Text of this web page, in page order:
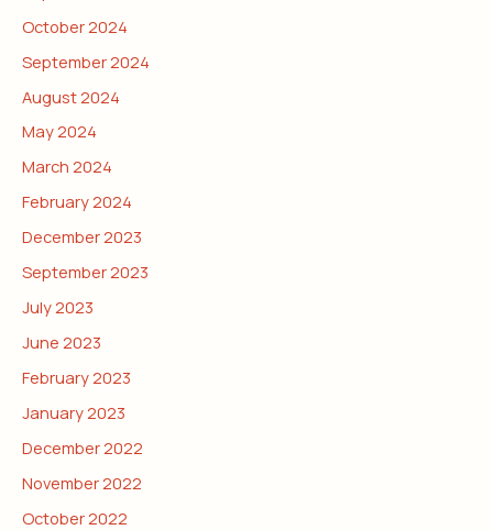
October 2024
September 2024
August 2024
May 2024
March 2024
February 2024
December 2023
September 2023
July 2023
June 2023
February 2023
January 2023
December 2022
November 2022
October 2022